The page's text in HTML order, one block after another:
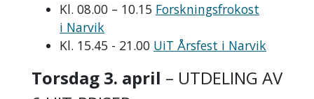
Kl. 08.00 – 10.15 Forskningsfrokost
i Narvik
Kl. 15.45 - 21.00 UiT Årsfest i Narvik
Torsdag 3. april – UTDELING AV